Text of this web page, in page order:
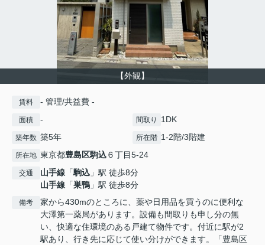
【外観】
賃料 - 管理/共益費 -
面積 - 間取り 1DK
築年数 築5年 所在階 1-2階/3階建
所在地 東京都豊島区駒込６丁目5-24
交通 山手線 「駒込 」駅 徒歩8分
山手線 「巣鴨 」駅 徒歩8分
備考
家から430mのところに、薬や日用品を買うのに便利な
大澤第一薬局があります。設備も間取りも申し分の無
い、快適な住環境のある戸建て物件です。付近に駅が2
駅あり、行き先に応じて使い分けができます。「豊島区